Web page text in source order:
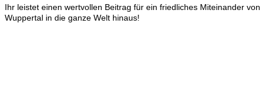
Ihr leistet einen wertvollen Beitrag für ein friedliches Miteinander von
Wuppertal in die ganze Welt hinaus!